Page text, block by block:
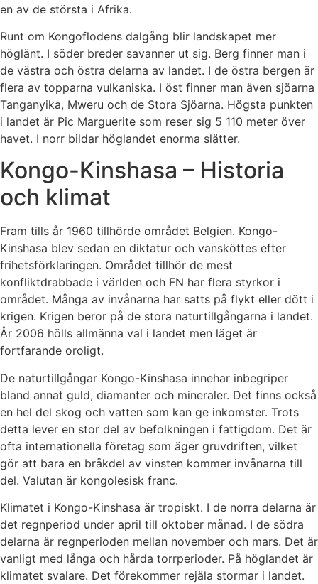
en av de största i Afrika.
Runt om Kongoflodens dalgång blir landskapet mer
höglänt. I söder breder savanner ut sig. Berg finner man i
de västra och östra delarna av landet. I de östra bergen är
flera av topparna vulkaniska. I öst finner man även sjöarna
Tanganyika, Mweru och de Stora Sjöarna. Högsta punkten
i landet är Pic Marguerite som reser sig 5 110 meter över
havet. I norr bildar höglandet enorma slätter.
Kongo-Kinshasa – Historia
och klimat
Fram tills år 1960 tillhörde området Belgien. Kongo-
Kinshasa blev sedan en diktatur och vansköttes efter
frihetsförklaringen. Området tillhör de mest
konfliktdrabbade i världen och FN har flera styrkor i
området. Många av invånarna har satts på flykt eller dött i
krigen. Krigen beror på de stora naturtillgångarna i landet.
År 2006 hölls allmänna val i landet men läget är
fortfarande oroligt.
De naturtillgångar Kongo-Kinshasa innehar inbegriper
bland annat guld, diamanter och mineraler. Det finns också
en hel del skog och vatten som kan ge inkomster. Trots
detta lever en stor del av befolkningen i fattigdom. Det är
ofta internationella företag som äger gruvdriften, vilket
gör att bara en bråkdel av vinsten kommer invånarna till
del. Valutan är kongolesisk franc.
Klimatet i Kongo-Kinshasa är tropiskt. I de norra delarna är
det regnperiod under april till oktober månad. I de södra
delarna är regnperioden mellan november och mars. Det är
vanligt med långa och hårda torrperioder. På höglandet är
klimatet svalare. Det förekommer rejäla stormar i landet.